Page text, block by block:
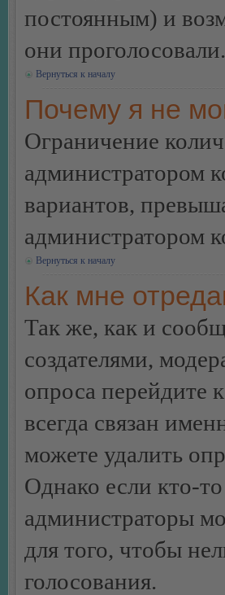
постоянным) и
они проголосовали.
Вернуться к началу
Почему я не
Ограничение
администратором
вариантов,
администратором
Вернуться к началу
Как мне
Так же, как и
создателями,
опроса перейдите
всегда связан
можете удалить
Однако если кто-
администраторы
для того, чтобы
голосования.